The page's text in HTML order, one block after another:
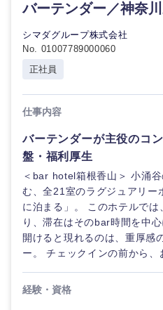
バーテンダー／神奈
シマダグループ株式会社
No. 01007789000060
正社員
仕事内容
バーテンダーが主役のコ
盤・福利厚生
＜bar hotel箱根香山＞ 小涌
む、全21室のラグジュアリ
に泊まる」。 このホテルで
り、滞在はそのbar時間を中
開けると現れるのは、重厚感
ー。 チェックインの前から、
経験・資格